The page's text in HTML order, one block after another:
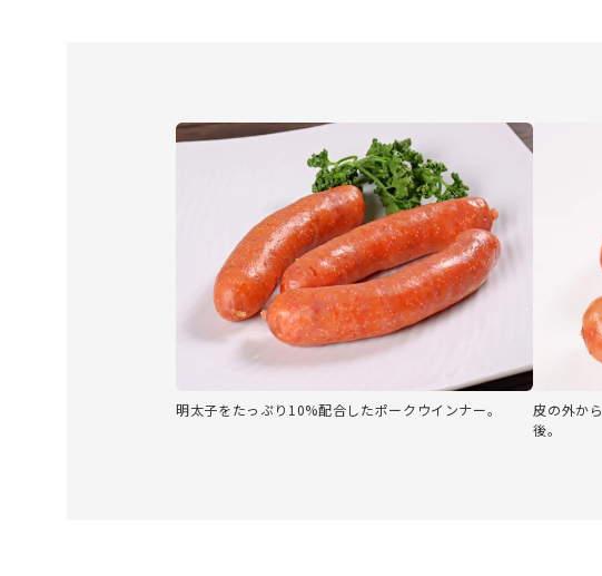
明太子をたっぷり10%配合したポークウインナー。
皮の外か
後。